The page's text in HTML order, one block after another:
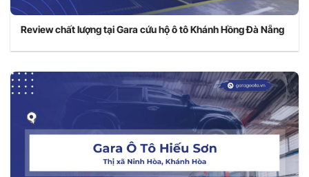
Review chất lượng tại Gara cứu hộ ô tô Khánh Hồng Đà Nẵng